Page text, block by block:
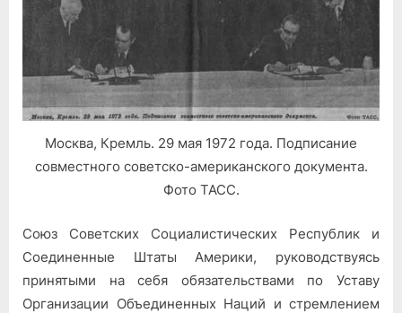
Республик
и
Соединенными
Штатами
Америки
Москва, Кремль. 29 мая 1972 года. Подписание
совместного советско-американского документа.
Фото ТАСС.
Союз Советских Социалистических Республик и
Соединенные Штаты Америки, руководствуясь
принятыми на себя обязательствами по Уставу
Организации Объединенных Наций и стремлением